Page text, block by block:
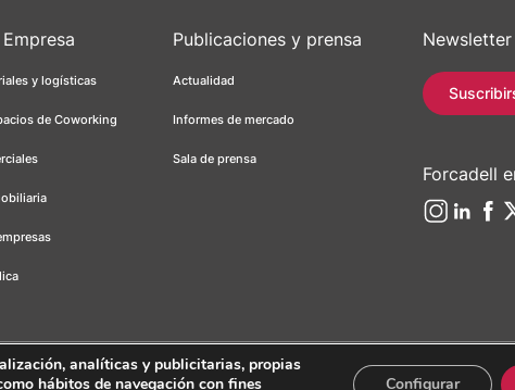
y logísticas
de Coworking
Publicaciones y prensa
Actualidad
Informes de mercado
Sala de prensa
Newsletter
Forcadell
AICAT 163 - Pl. Universitat, 3 - 08007 Barcelona / 934 965 400 Web:
analíticas y publicitarias, propias
hábitos de navegación con fines
Configurar